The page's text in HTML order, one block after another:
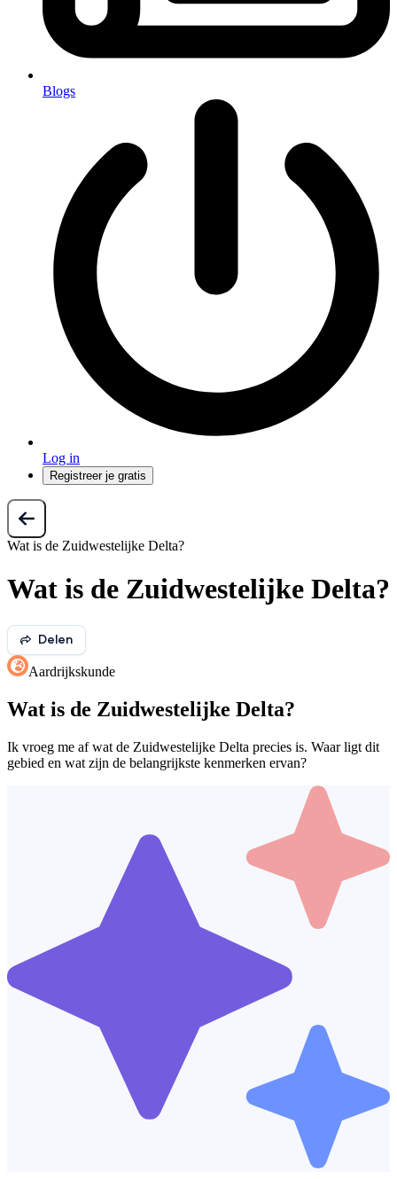
Blogs
Log in
Registreer je gratis
Wat is de Zuidwestelijke Delta?
Wat is de Zuidwestelijke Delta?
Delen
Aardrijkskunde
Wat is de Zuidwestelijke Delta?
Ik vroeg me af wat de Zuidwestelijke Delta precies is. Waar ligt dit
gebied en wat zijn de belangrijkste kenmerken ervan?